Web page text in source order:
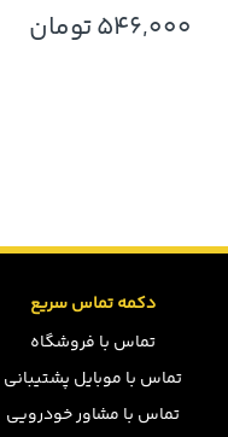
546,000تومان
دکمه تماس سریع
تماس با فروشگاه
تماس با موبایل پشتیبانی
تماس با مشاور خودرویی